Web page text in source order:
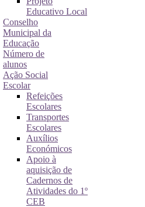
Educativo Local
Conselho
Municipal da
Educação
Número de
alunos
Ação Social
Escolar
Refeições
Escolares
Transportes
Escolares
Auxílios
Económicos
Apoio à
aquisição de
Cadernos de
Atividades do 1º
CEB